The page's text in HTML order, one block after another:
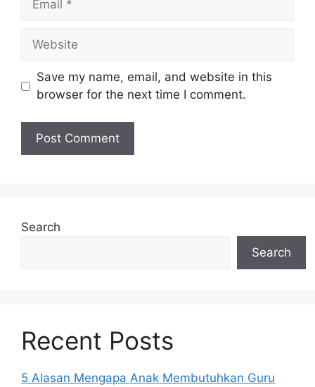
Website
Save my name, email, and website in this
browser for the next time I comment.
Search
Search
Recent Posts
5 Alasan Mengapa Anak Membutuhkan Guru